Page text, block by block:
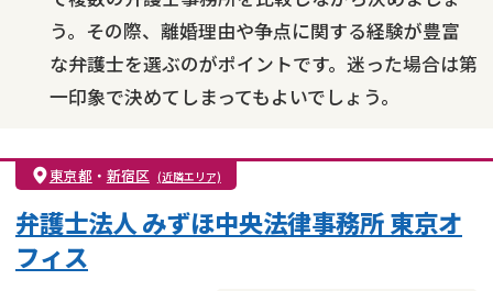
う。その際、離婚理由や争点に関する経験が豊富
な弁護士を選ぶのがポイントです。迷った場合は第
一印象で決めてしまってもよいでしょう。
東京都 ・ 新宿区 (近隣エリア)
弁護士法人 みずほ中央法律事務所 東京オ
フィス